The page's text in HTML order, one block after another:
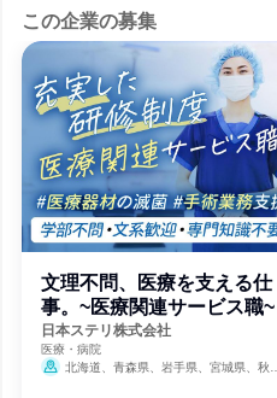
この企業の募集
文理不問、医療を支える仕
事。~医療関連サービス職~
日本ステリ株式会社
医療・病院
北海道、青森県、岩手県、宮城県、秋田